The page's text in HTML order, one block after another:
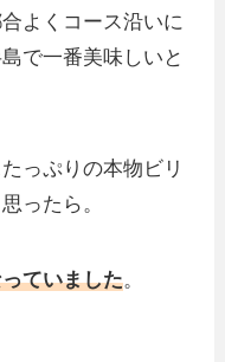
よくコース沿いに
で一番美味しいと
っぷりの本物ビリ
ったら。
ていました。